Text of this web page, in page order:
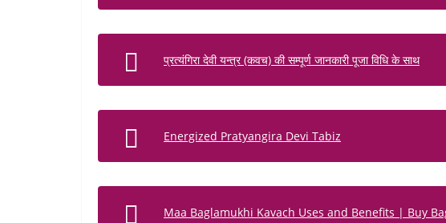
प्रत्यंगिरा देवी यन्त्र (कवच) की सम्पूर्ण जानकारी पूजा विधि के साथ
Energized Pratyangira Devi Tabiz
Maa Baglamukhi Kavach Uses and Benefits | Buy